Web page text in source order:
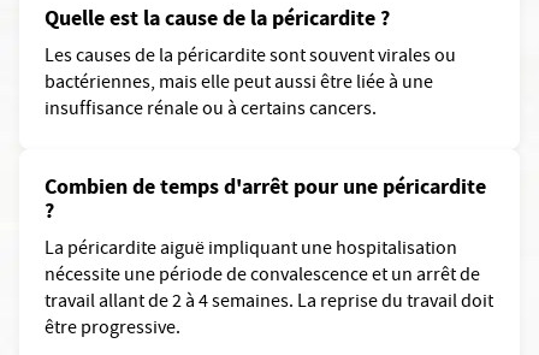
Quelle est la cause de la péricardite ?
Les causes de la péricardite sont souvent virales ou
bactériennes, mais elle peut aussi être liée à une
insuffisance rénale ou à certains cancers.
Combien de temps d'arrêt pour une péricardite
?
La péricardite aiguë impliquant une hospitalisation
nécessite une période de convalescence et un arrêt de
travail allant de 2 à 4 semaines. La reprise du travail doit
être progressive.